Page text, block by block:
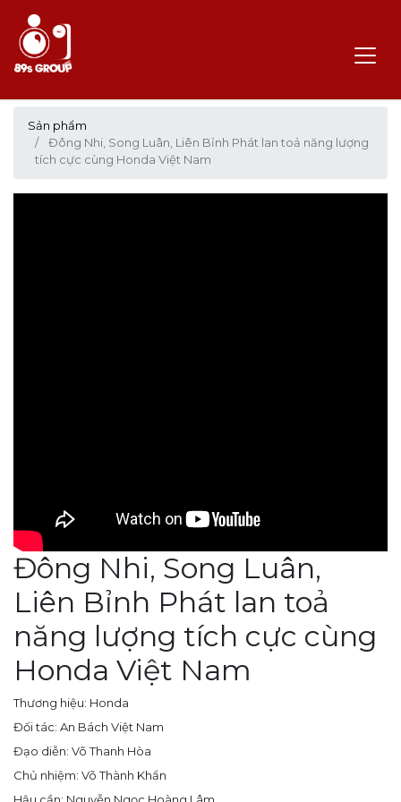
Sản phẩm
Đông Nhi, Song Luân, Liên Bỉnh Phát lan toả năng lượng
tích cực cùng Honda Việt Nam
Đông Nhi, Song Luân,
Liên Bỉnh Phát lan toả
năng lượng tích cực cùng
Honda Việt Nam
Thương hiệu: Honda
Đối tác: An Bách Việt Nam
Đạo diễn: Võ Thanh Hòa
Chủ nhiệm: Võ Thành Khẩn